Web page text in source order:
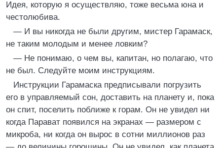
Идея, которую я осуществляю, тоже весьма юна и
честолюбива.
— И вы никогда не были другим, мистер Гарамаск,
не таким молодым и менее ловким?
— Не понимаю, о чем вы, капитан, но полагаю, что
не был. Следуйте моим инструкциям.
Инструкции Гарамаска предписывали погрузить
его в управляемый сон, доставить на планету и, пока
он спит, поселить поближе к горам. Он не увидел ни
когда Парават появился на экранах — размером с
микроба, ни когда он вырос в сотни миллионов раз